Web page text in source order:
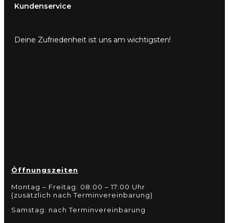
Kundenservice
Deine Zufriedenheit ist uns am wichtigsten!
Öffnungszeiten
Montag – Freitag: 08:00 – 17:00 Uhr
(zusätzlich nach Terminvereinbarung)
Samstag: nach Terminvereinbarung